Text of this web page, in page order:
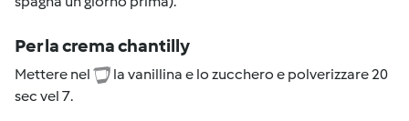
Per la crema chantilly
Mettere nel
la vanillina e lo zucchero e polverizzare 20
sec vel 7.